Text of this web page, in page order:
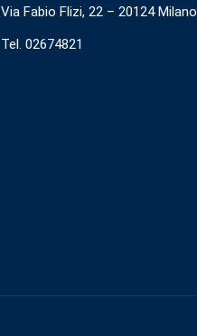
Via Fabio Flizi, 22 – 20124 Milano
Tel. 02674821